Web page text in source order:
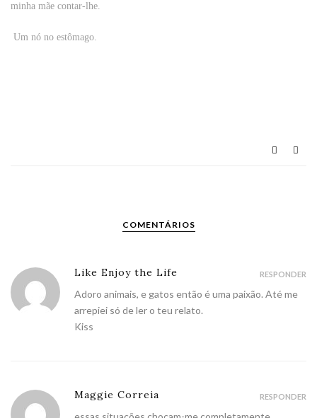
minha mãe contar-lhe.
Um nó no estômago.
COMENTÁRIOS
Like Enjoy the Life
Adoro animais, e gatos então é uma paixão. Até me
arrepiei só de ler o teu relato.
Kiss
RESPONDER
Maggie Correia RESPONDER